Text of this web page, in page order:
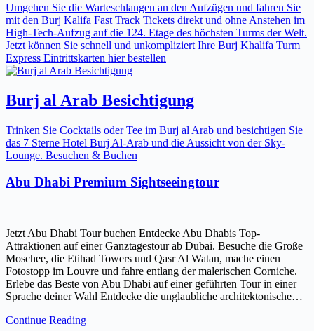
Umgehen Sie die Warteschlangen an den Aufzügen und fahren Sie
mit den Burj Kalifa Fast Track Tickets direkt und ohne Anstehen im
High-Tech-Aufzug auf die 124. Etage des höchsten Turms der Welt.
Jetzt können Sie schnell und unkompliziert Ihre Burj Khalifa Turm
Express Eintrittskarten hier bestellen
Burj al Arab Besichtigung
Trinken Sie Cocktails oder Tee im Burj al Arab und besichtigen Sie
das 7 Sterne Hotel Burj Al-Arab und die Aussicht von der Sky-
Lounge. Besuchen & Buchen
Abu Dhabi Premium Sightseeingtour
Jetzt Abu Dhabi Tour buchen Entdecke Abu Dhabis Top-
Attraktionen auf einer Ganztagestour ab Dubai. Besuche die Große
Moschee, die Etihad Towers und Qasr Al Watan, mache einen
Fotostopp im Louvre und fahre entlang der malerischen Corniche.
Erlebe das Beste von Abu Dhabi auf einer geführten Tour in einer
Sprache deiner Wahl Entdecke die unglaubliche architektonische…
Continue Reading